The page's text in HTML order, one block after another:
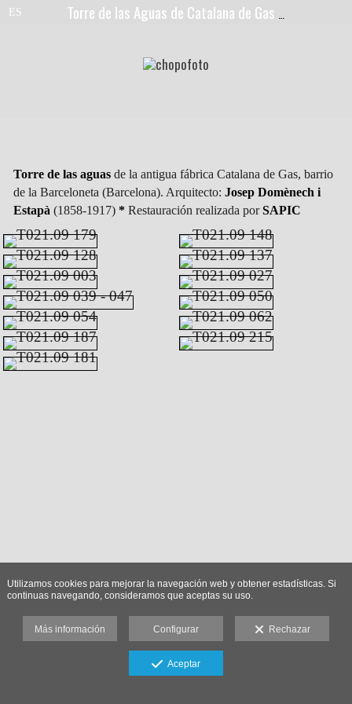
Torre de las aguas de la antigua fábrica Catalana de Gas, barrio
de la Barceloneta (Barcelona). Arquitecto: Josep Domènech i
Estapà (1858-1917) * Restauración realizada porSAPIC
Utilizamos cookies para mejorar la navegación web y obtener estadísticas. Si
continuas navegando, consideramos que aceptas su uso.
Más información Configurar Rechazar
Aceptar